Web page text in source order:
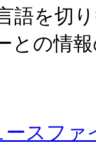
語を切
との情
ースファ